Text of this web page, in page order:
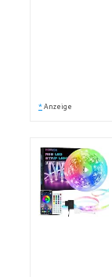
* Anzeige